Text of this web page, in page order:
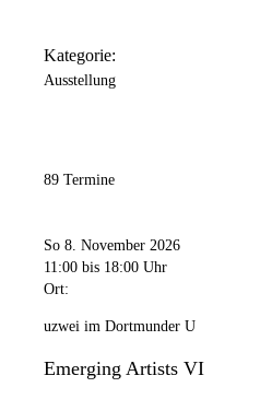
Kategorie:
Ausstellung
89 Termine
So 8. November 2026
11:00 bis 18:00 Uhr
Ort:
uzwei im Dortmunder U
Emerging Artists VI